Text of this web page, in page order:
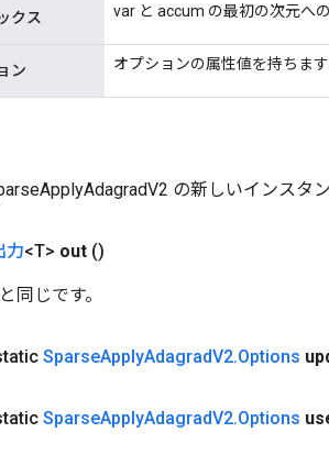
クス var と accum の最初の次元へ
ン オプションの属性値を持ちます
の新しいインスタ
力<T> out ()
同じです。
SparseApplyAdagradV2.Options
SparseApplyAdagradV2.Options